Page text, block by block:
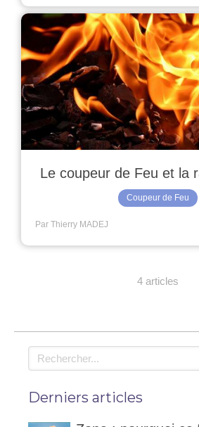
Le coupeur de Feu et la
Coupeur de Feu
Par Thierry MADEJ
4 articles
Rechercher
Derniers articles